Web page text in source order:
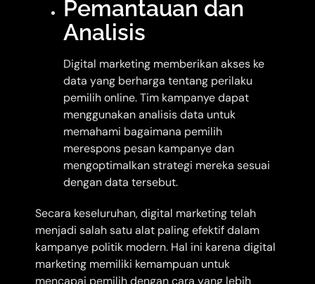
Pemantauan dan
Analisis
Digital marketing memberikan akses ke
data yang berharga tentang perilaku
pemilih online. Tim kampanye dapat
menggunakan analisis data untuk
memahami bagaimana pemilih
merespons pesan kampanye dan
mengoptimalkan strategi mereka sesuai
dengan data tersebut.
Secara keseluruhan, digital marketing telah
menjadi salah satu alat paling efektif dalam
kampanye politik modern. Hal ini karena digital
marketing memiliki kemampuan untuk
mencapai pemilih dengan cara yang lebih